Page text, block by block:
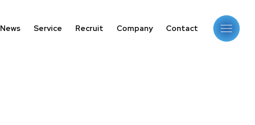
News Service Recruit Company Contact